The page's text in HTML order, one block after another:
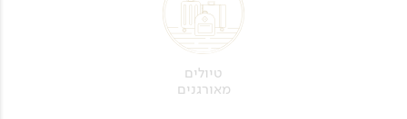
טיולים
מאורגנים